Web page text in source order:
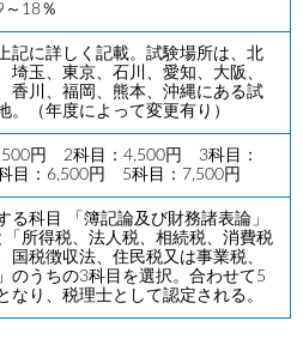
～18％
記に詳しく記載。試験場所は、北
埼玉、東京、石川、愛知、大阪、
香川、福岡、熊本、沖縄にある試
。（年度によって変更有り）
円 2科目：4,500円 3科目：
目：6,500円 5科目：7,500円
る科目 「簿記論及び財務諸表論」
「所得税、法人税、相続税、消費税
国税徴収法、住民税又は事業税、
のうちの3科目を選択。合わせて5
なり、税理士として認定される。